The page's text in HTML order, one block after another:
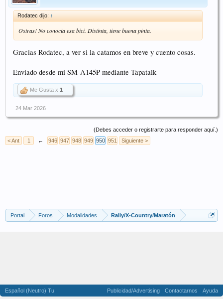
Rodatec dijo: ↑
Ostras! No conocia esa bici. Distinta, tiene buena pinta.
Gracias Rodatec, a ver si la catamos en breve y cuento cosas.
Enviado desde mi SM-A145P mediante Tapatalk
Me Gusta x 1
24 Mar 2026
(Debes acceder o registrarte para responder aquí.)
< Ant
1 ← 946 947 948 949 950 951 Siguiente >
Portal Foros Modalidades Rally/X-Country/Maratón
Español (Neutro) Tu Publicidad/Advertising Contactarnos
Ayuda